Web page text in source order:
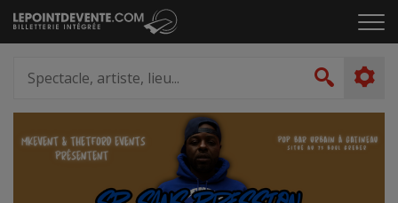
Passer
au
le
artiste,
lieu...